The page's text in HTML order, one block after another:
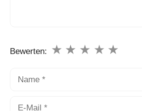
Bewerten: ★
★
★
★
★
Name